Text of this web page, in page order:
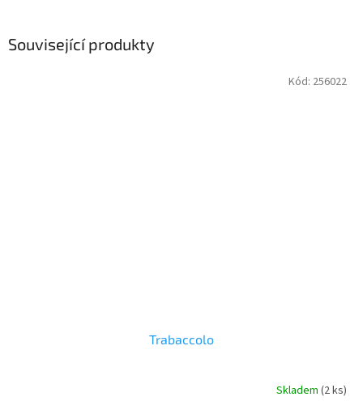
Související produkty
Trabaccolo
Skladem (2 ks)
Kód: 256022